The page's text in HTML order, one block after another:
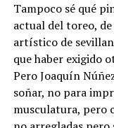
Tampoco sé qué
actual del toreo,
artístico de
que haber exigido
Pero Joaquín
soñar, no para
musculatura, pero